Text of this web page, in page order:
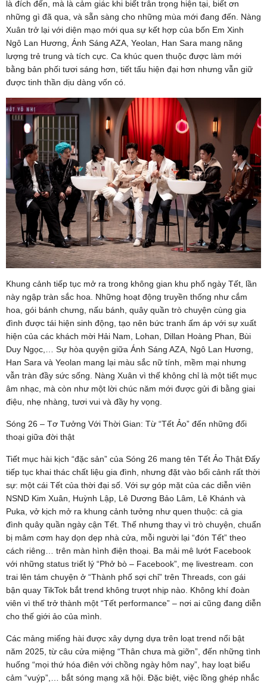
là đích đến, mà là cảm giác khi biết trân trọng hiện tại, biết ơn
những gì đã qua, và sẵn sàng cho những mùa mới đang đến. Nàng
Xuân trở lại với diện mạo mới qua sự kết hợp của bốn Em Xinh
Ngô Lan Hương, Ánh Sáng AZA, Yeolan, Han Sara mang năng
lượng trẻ trung và tích cực. Ca khúc quen thuộc được làm mới
bằng bản phối tươi sáng hơn, tiết tấu hiện đại hơn nhưng vẫn giữ
được tinh thần dịu dàng vốn có.
Khung cảnh tiếp tục mở ra trong không gian khu phố ngày Tết, lần
này ngập tràn sắc hoa. Những hoạt động truyền thống như cắm
hoa, gói bánh chưng, nấu bánh, quây quần trò chuyện cùng gia
đình được tái hiện sinh động, tạo nên bức tranh ấm áp với sự xuất
hiện của các khách mời Hải Nam, Lohan, Dillan Hoàng Phan, Bùi
Duy Ngọc,… Sự hòa quyện giữa Ánh Sáng AZA, Ngô Lan Hương,
Han Sara và Yeolan mang lại màu sắc nữ tính, mềm mại nhưng
vẫn tràn đầy sức sống. Nàng Xuân vì thế không chỉ là một tiết mục
âm nhạc, mà còn như một lời chúc năm mới được gửi đi bằng giai
điệu, nhẹ nhàng, tươi vui và đầy hy vọng.
Sóng 26 – Tơ Tưởng Với Thời Gian: Từ “Tết Ảo” đến những đối
thoại giữa đời thật
Tiết mục hài kịch “đặc sản” của Sóng 26 mang tên Tết Ảo Thật Đấy
tiếp tục khai thác chất liệu gia đình, nhưng đặt vào bối cảnh rất thời
sự: một cái Tết của thời đại số. Với sự góp mặt của các diễn viên
NSND Kim Xuân, Huỳnh Lập, Lê Dương Bảo Lâm, Lê Khánh và
Puka, vở kịch mở ra khung cảnh tưởng như quen thuộc: cả gia
đình quây quần ngày cận Tết. Thế nhưng thay vì trò chuyện, chuẩn
bị mâm cơm hay dọn dẹp nhà cửa, mỗi người lại “đón Tết” theo
cách riêng… trên màn hình điện thoại. Ba mải mê lướt Facebook
với những status triết lý “Phở bò – Facebook”, mẹ livestream. con
trai lên tám chuyện ở “Thành phố sợi chỉ” trên Threads, con gái
bận quay TikTok bắt trend không trượt nhịp nào. Không khí đoàn
viên vì thế trở thành một “Tết performance” – nơi ai cũng đang diễn
cho thế giới ảo của mình.
Các mảng miếng hài được xây dựng dựa trên loạt trend nổi bật
năm 2025, từ câu cửa miệng “Thân chưa mà giỡn”, đến những tình
huống “mọi thứ hóa điên với chồng ngày hôm nay”, hay loạt biểu
cảm “vuýp”,… bắt sóng mạng xã hội. Đặc biệt, việc lồng ghép nhắc